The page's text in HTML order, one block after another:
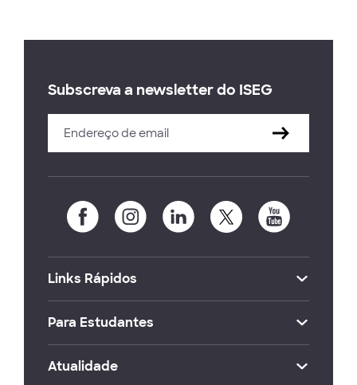
Subscreva a newsletter do ISEG
Links Rápidos
Para Estudantes
Atualidade